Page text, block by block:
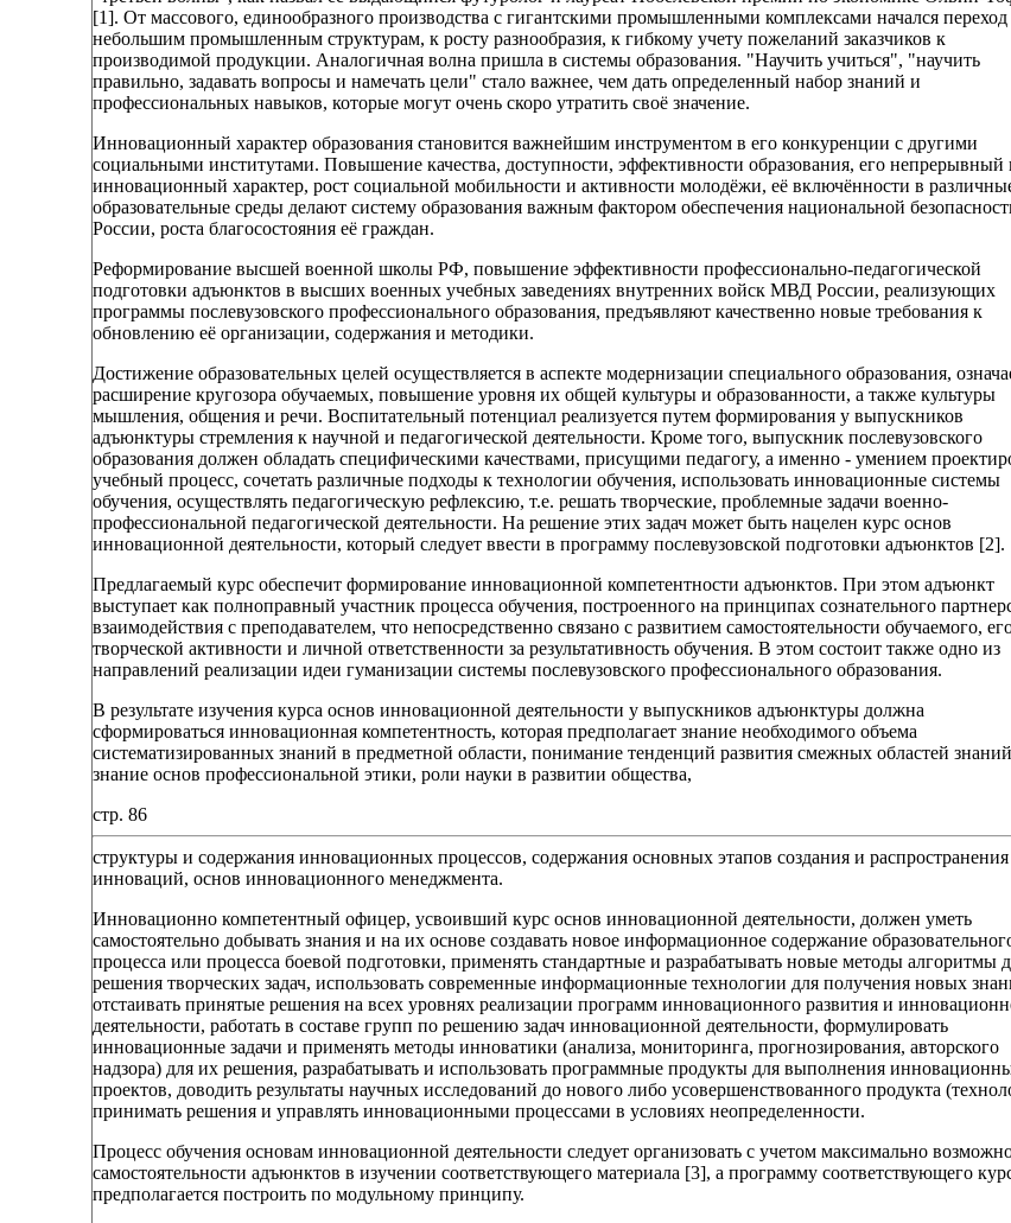
[1]. От массового, единообразного производства с гигантскими промышленными комплексами начался переход
небольшим промышленным структурам, к росту разнообразия, к гибкому учету пожеланий заказчиков к
производимой продукции. Аналогичная волна пришла в системы образования. "Научить учиться", "научить
правильно, задавать вопросы и намечать цели" стало важнее, чем дать определенный набор знаний и
профессиональных навыков, которые могут очень скоро утратить своё значение.
Инновационный характер образования становится важнейшим инструментом в его конкуренции с другими
социальными институтами. Повышение качества, доступности, эффективности образования, его непрерывный
инновационный характер, рост социальной мобильности и активности молодёжи, её включённости в
образовательные среды делают систему образования важным фактором обеспечения национальной
России, роста благосостояния её граждан.
Реформирование высшей военной школы РФ, повышение эффективности профессионально-педагогической
подготовки адъюнктов в высших военных учебных заведениях внутренних войск МВД России, реализующих
программы послевузовского профессионального образования, предъявляют качественно новые требования к
обновлению её организации, содержания и методики.
Достижение образовательных целей осуществляется в аспекте модернизации специального образования,
расширение кругозора обучаемых, повышение уровня их общей культуры и образованности, а также культуры
мышления, общения и речи. Воспитательный потенциал реализуется путем формирования у выпускников
адъюнктуры стремления к научной и педагогической деятельности. Кроме того, выпускник послевузовского
образования должен обладать специфическими качествами, присущими педагогу, а именно - умением
учебный процесс, сочетать различные подходы к технологии обучения, использовать инновационные системы
обучения, осуществлять педагогическую рефлексию, т.е. решать творческие, проблемные задачи военно-
профессиональной педагогической деятельности. На решение этих задач может быть нацелен курс основ
инновационной деятельности, который следует ввести в программу послевузовской подготовки адъюнктов [2].
Предлагаемый курс обеспечит формирование инновационной компетентности адъюнктов. При этом адъюнкт
выступает как полноправный участник процесса обучения, построенного на принципах сознательного
взаимодействия с преподавателем, что непосредственно связано с развитием самостоятельности обучаемого,
творческой активности и личной ответственности за результативность обучения. В этом состоит также одно из
направлений реализации идеи гуманизации системы послевузовского профессионального образования.
В результате изучения курса основ инновационной деятельности у выпускников адъюнктуры должна
сформироваться инновационная компетентность, которая предполагает знание необходимого объема
систематизированных знаний в предметной области, понимание тенденций развития смежных областей
знание основ профессиональной этики, роли науки в развитии общества,
стр. 86
структуры и содержания инновационных процессов, содержания основных этапов создания и распространения
инноваций, основ инновационного менеджмента.
Инновационно компетентный офицер, усвоивший курс основ инновационной деятельности, должен уметь
самостоятельно добывать знания и на их основе создавать новое информационное содержание
процесса или процесса боевой подготовки, применять стандартные и разрабатывать новые методы алгоритмы
решения творческих задач, использовать современные информационные технологии для получения новых
отстаивать принятые решения на всех уровнях реализации программ инновационного развития и
деятельности, работать в составе групп по решению задач инновационной деятельности, формулировать
инновационные задачи и применять методы инноватики (анализа, мониторинга, прогнозирования, авторского
надзора) для их решения, разрабатывать и использовать программные продукты для выполнения
проектов, доводить результаты научных исследований до нового либо усовершенствованного продукта
принимать решения и управлять инновационными процессами в условиях неопределенности.
Процесс обучения основам инновационной деятельности следует организовать с учетом максимально
самостоятельности адъюнктов в изучении соответствующего материала [3], а программу соответствующего
предполагается построить по модульному принципу.